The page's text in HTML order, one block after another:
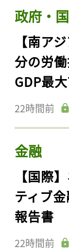
政府・
【南ア
分の労
GDP最
22時間前
金融
【国際
ティブ
報告書
22時間前